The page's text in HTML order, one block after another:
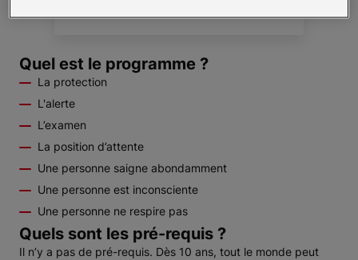
Quel est le programme ?
La protection
L'alerte
L’examen
La position d’attente
Une personne saigne abondamment
Une personne est inconsciente
Une personne ne respire pas
Quels sont les pré-requis ?
Il n’y a pas de pré-requis. Dès 10 ans, tout le monde peut